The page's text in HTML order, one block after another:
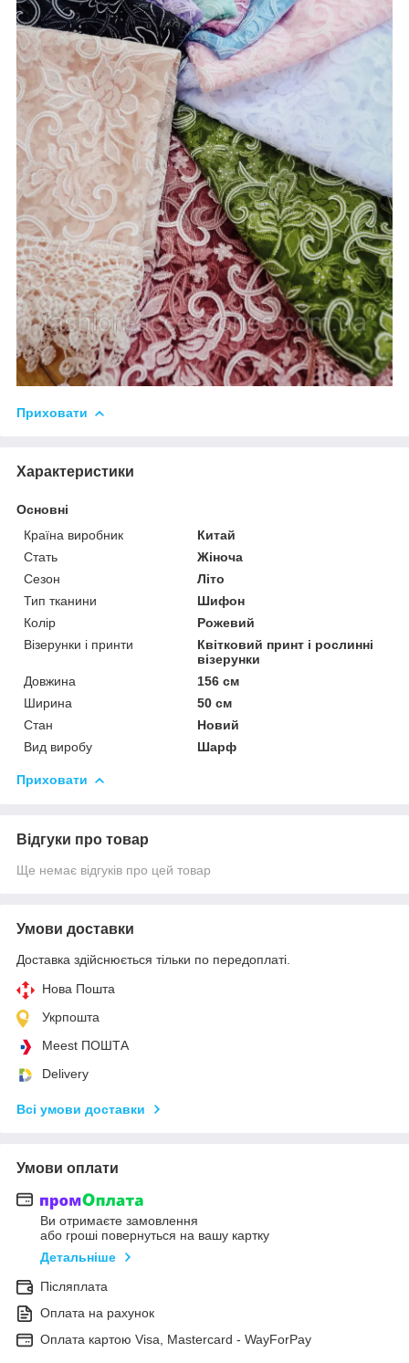
Приховати
Характеристики
Основні
Країна виробник
Китай
Стать
Жіноча
Сезон
Літо
Тип тканини
Шифон
Колір
Рожевий
Візерунки і принти
Квітковий принт і рослинні
візерунки
Довжина
156 см
Ширина
50 см
Стан
Новий
Вид виробу
Шарф
Приховати
Відгуки про товар
Ще немає відгуків про цей товар
Умови доставки
Доставка здійснюється тільки по передоплаті.
Нова Пошта
Укрпошта
Meest ПОШТА
Delivery
Всі умови доставки
Умови оплати
Ви отримаєте замовлення
або гроші повернуться на вашу картку
Детальніше
Післяплата
Оплата на рахунок
Оплата картою Visa, Mastercard - WayForPay